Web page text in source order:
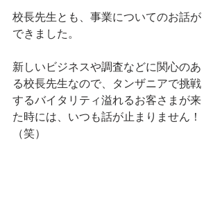
校長先生とも、事業についてのお話が
できました。
新しいビジネスや調査などに関心のあ
る校長先生なので、タンザニアで挑戦
するバイタリティ溢れるお客さまが来
た時には、いつも話が止まりません！
（笑）